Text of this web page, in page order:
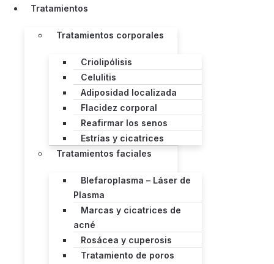
Tratamientos
Tratamientos corporales
Criolipólisis
Celulitis
Adiposidad localizada
Flacidez corporal
Reafirmar los senos
Estrías y cicatrices
Tratamientos faciales
Blefaroplasma – Láser de
Plasma
Marcas y cicatrices de
acné
Rosácea y cuperosis
Tratamiento de poros